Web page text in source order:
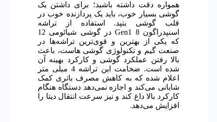
همواره دقت داشته باشید؛ برای داشتن یک
گوشی بسیار خوب، باید یک پردازنده خوب در
قلب گوشی بتپد. استفاده از تراشه
اسنپدراگون 8 Gen1 در گوشی شیائومی 12
که یکی از بهترین و قوی‌ترین تراشه‌ها در
صنعت گیم و تکنولوژی گوشی هاست، باعث
بالا رفتن عملکرد گوشی و کارکرد بهینه آن
شده است. ضخامت این تراشه 4 میلی متر
اعلام شده که به کاهش مصرف باتری کمک
شایانی می‌کند و اجازه نمی‌دهد دستگاه هنگام
کارکرد بالا داغ کند و نیز سرعت انتقال دیتا را
افزایش می‌دهد.